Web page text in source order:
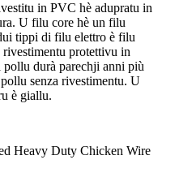
in PVC hè adupratu in
U filu core hè un filu
tippi di filu elettro è filu
protettivu in
durà parechji anni più
senza rivestimentu. U
è giallu.